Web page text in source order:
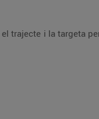
trajecte i la targeta